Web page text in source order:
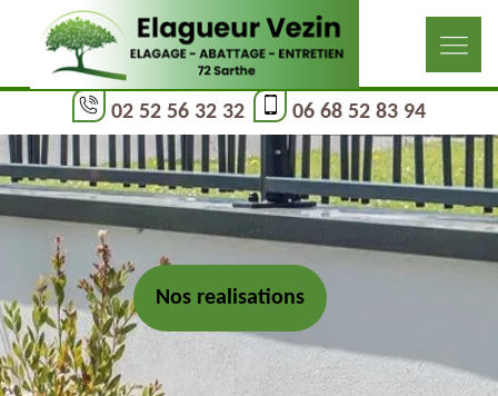
02 52 56 32 32 06 68 52 83 94
Nos realisations